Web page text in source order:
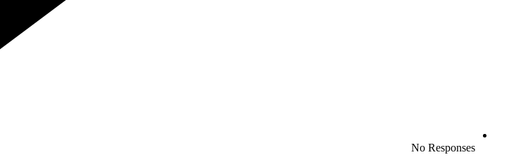
No Responses